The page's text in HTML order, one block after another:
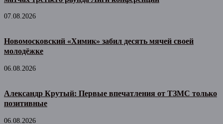
07.08.2026
Новомосковский «Химик» забил десять мячей своей
молодёжке
06.08.2026
Александр Крутый: Первые впечатления от ТЗМС только
позитивные
06.08.2026